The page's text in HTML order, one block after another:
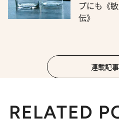
プにも《
伝》
連載記
RELATED